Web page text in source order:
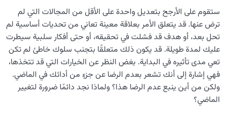
ما هو تعريف العمل، وما هي الأدوار التي يلعبها في حياتنا؟
ماهية قانون الفعل ورد الفعل ودوره في نظام الخلق الرياضي
الدنيا مزرعة الآخرة | الآخرة هي ثمرة أعمالنا في الدنيا
ما هي التشابهات بين أعمالنا في رحم الدنيا وأعمال الجنين في
رحم الأم؟
ستقوم على الأرجح بتعديل واحدة على الأقل من المجالات التي لم
ترض عنها. قد يتعلق الأمر بعلاقة معينة تعاني من تحديات أساسية لم
تحل بعد، أو هدف قد فشلت في تحقيقه، أو حتى أفكار سلبية سيطرت
عليك لمدة طويلة. قد يكون ذلك متعلقًا بتجنب سلوك خاطئ لم تكن
تعي مدى تأثيره في البداية. بغض النظر عن الخيارات التي قد تتخذها،
فهي إشارة إلى أنك تشعر بعدم الرضا عن جزءٍ من أدائك في الماضي.
ولكن من أين ينبع عدم الرضا هذا؟ ولماذا نجد دائمًا ضرورة لتغيير
الماضي؟